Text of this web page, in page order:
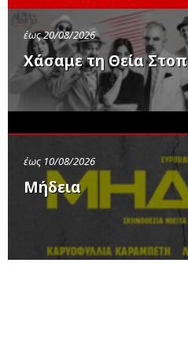
έως 20/08/2026
Χάσαμε τη Θεία Στοπ
έως 10/08/2026
Μήδεια